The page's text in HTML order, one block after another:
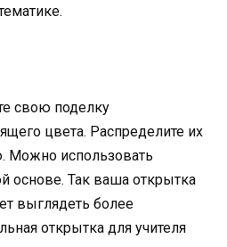
свою поделку
цвета. Распределите их
Можно использовать
основе. Так ваша открытка
выглядеть более
открытка для учителя